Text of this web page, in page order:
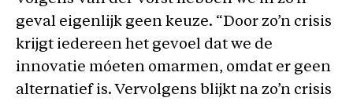
geval eigenlijk geen keuze. “Door zo’n crisis
krijgt iedereen het gevoel dat we de
innovatie móeten omarmen, omdat er geen
alternatief is. Vervolgens blijkt na zo’n crisis